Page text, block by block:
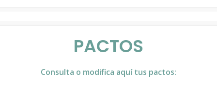
PACTOS
Consulta o modifica aquí tus pactos: